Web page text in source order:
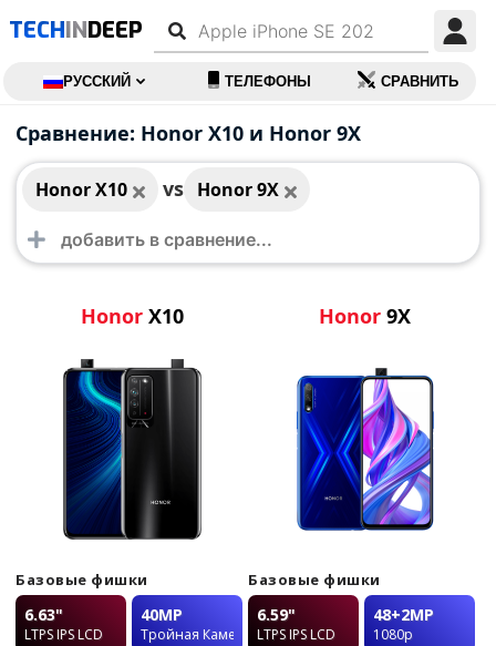
TECHINDEEP
РУССКИЙ ТЕЛЕФОНЫ СРАВНИТЬ
Сравнение: Honor X10 и Honor 9X
Honor X10 vs Honor 9X
Honor X10
Honor X10
Базовые фишки
6.63"
LTPS IPS LCD
40MP
Тройная Камера
Honor 9X
Honor 9X
Базовые фишки
6.59"
LTPS IPS LCD
48+2MP
1080p